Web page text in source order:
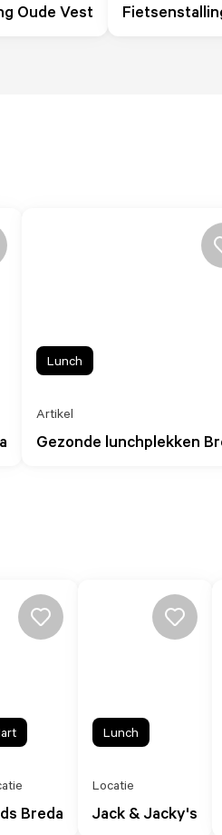
Oude Vest
Gezonde lunchplekken
Artikel
Lunch
Breda Jack & Jacky's
Locatie
Lunch